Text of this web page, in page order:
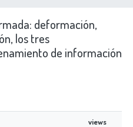
Log In
COMMUNITIES
deformación,
los tres
de información
views